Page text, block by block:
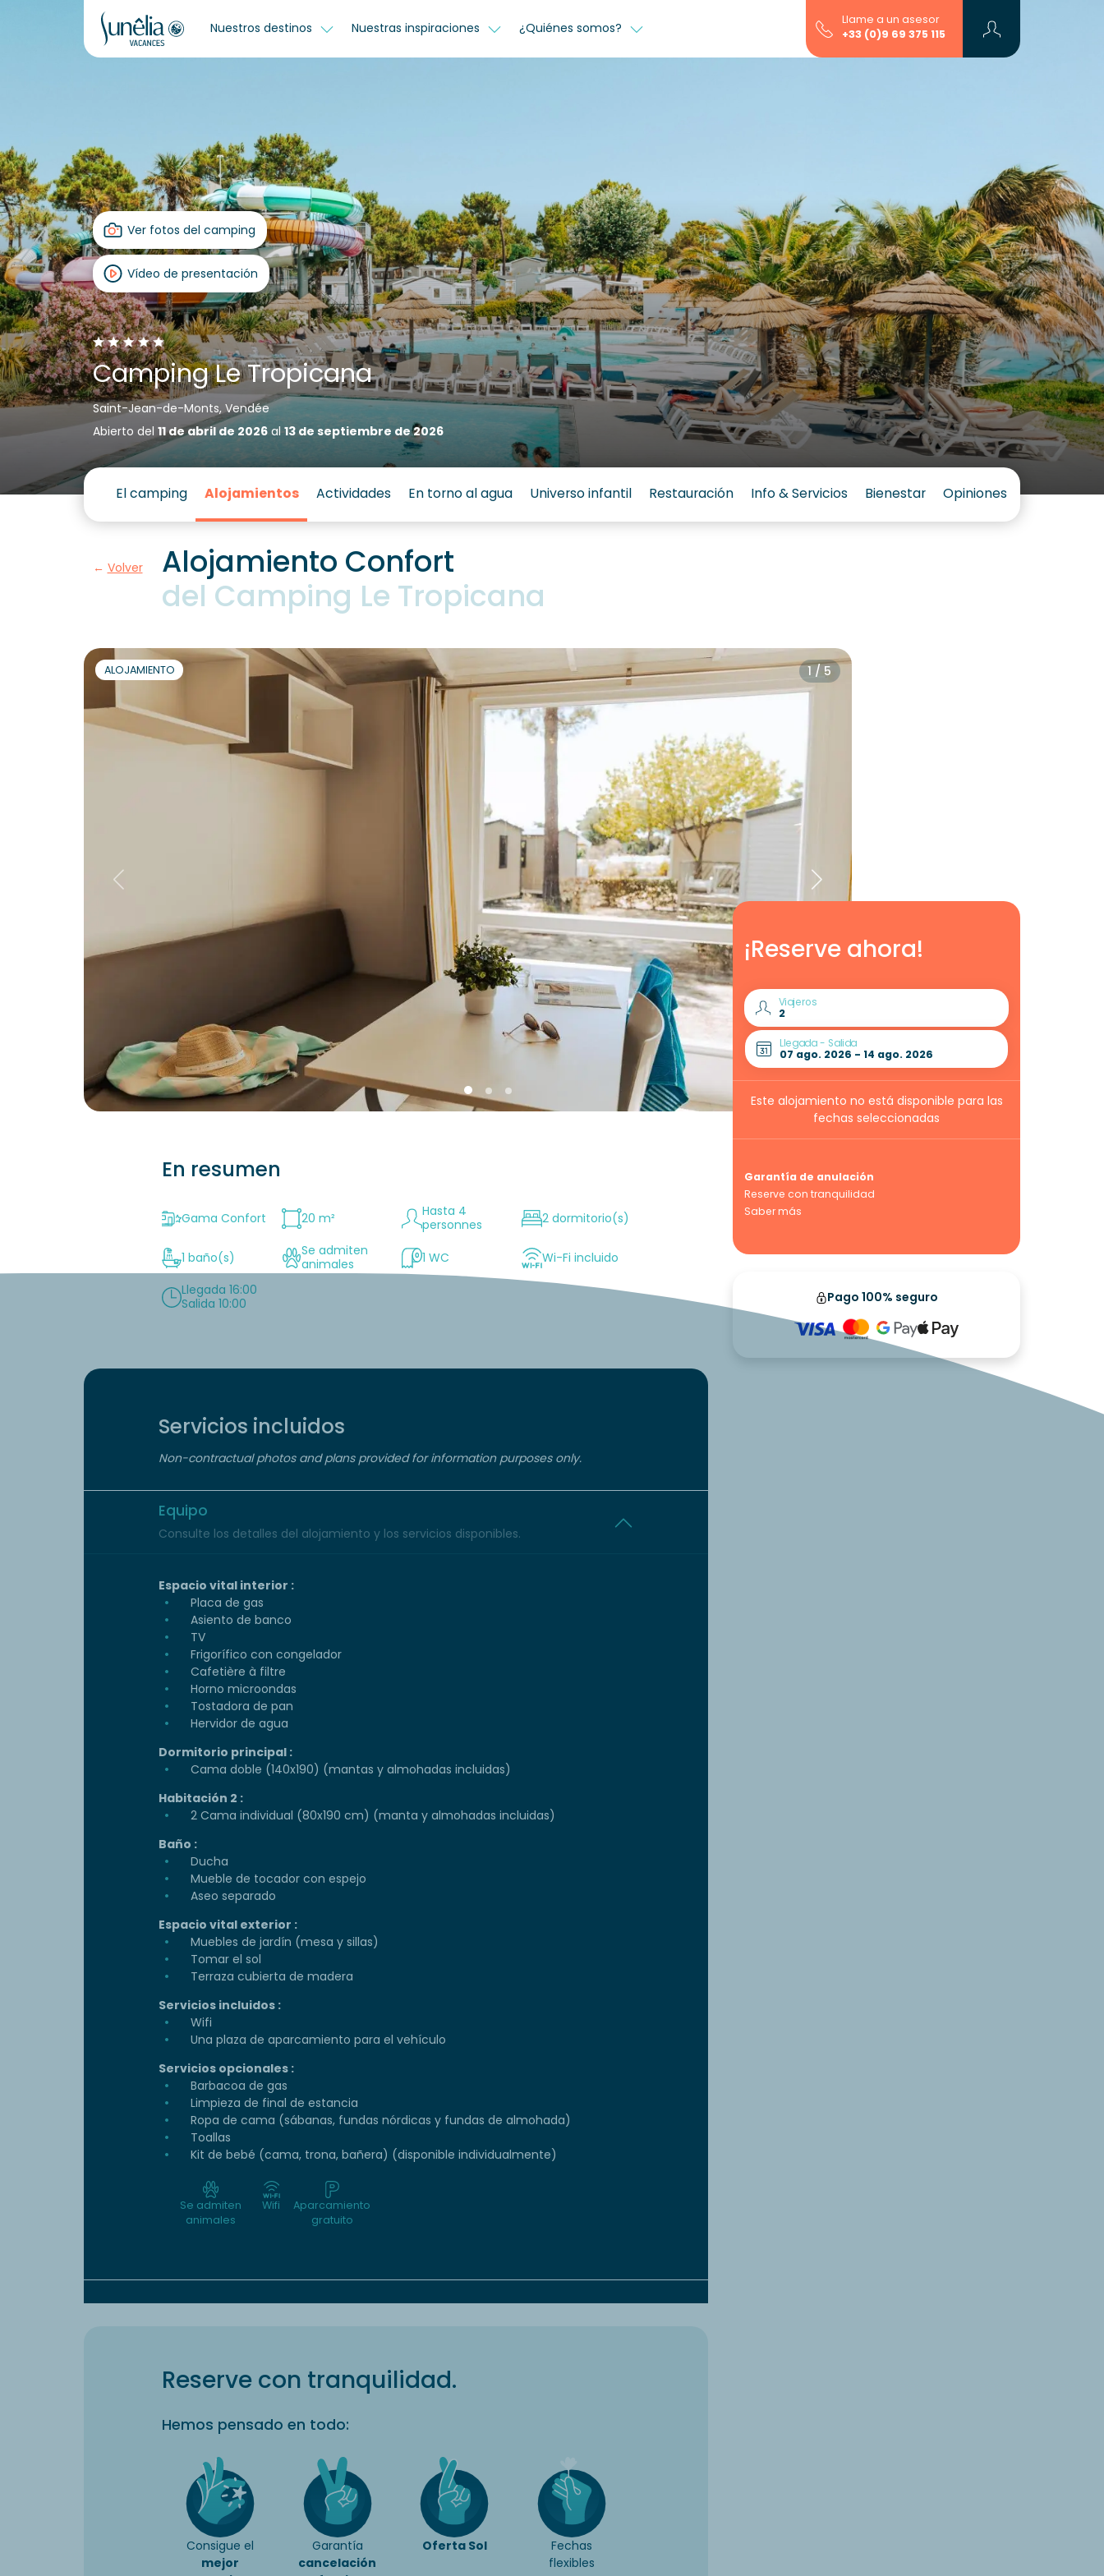
Nuestros destinos Nuestras inspiraciones ¿Quiénes somos?
Llame a un asesor
+33 (0)9 69 375 115
Ver fotos del camping
Vídeo de presentación
Camping Le Tropicana
Saint-Jean-de-Monts, Vendée
Abierto del 11 de abril de 2026al13 de septiembre de 2026
El camping Alojamientos Actividades En torno al agua Universo infantil Restauración Info & Servicios Bienestar Opiniones
Volver
Alojamiento Confort
del Camping Le Tropicana
¡Reserve ahora!
Viajeros
Llegada - Salida
Este alojamiento no está disponible para las
fechas seleccionadas
Garantía de anulación
Reserve con tranquilidad
Saber más
Pago 100% seguro
1 / 5
ALOJAMIENTO
En resumen
Gama Confort 20 m²
Hasta 4
personnes
2 dormitorio(s)
1 baño(s)
Se admiten
animales
1 WC
Wi-Fi incluido
Llegada 16:00
Salida 10:00
Servicios incluidos
Non-contractual photos and plans provided for information purposes only.
Equipo
Consulte los detalles del alojamiento y los servicios disponibles.
Espacio vital interior :
Placa de gas
Asiento de banco
TV
Frigorífico con congelador
Cafetière à filtre
Horno microondas
Tostadora de pan
Hervidor de agua
Dormitorio principal :
Cama doble (140x190) (mantas y almohadas incluidas)
Habitación 2 :
2 Cama individual (80x190 cm) (manta y almohadas incluidas)
Baño :
Ducha
Mueble de tocador con espejo
Aseo separado
Espacio vital exterior :
Muebles de jardín (mesa y sillas)
Tomar el sol
Terraza cubierta de madera
Servicios incluidos :
Wifi
Una plaza de aparcamiento para el vehículo
Servicios opcionales :
Barbacoa de gas
Limpieza de final de estancia
Ropa de cama (sábanas, fundas nórdicas y fundas de almohada)
Toallas
Kit de bebé (cama, trona, bañera) (disponible individualmente)
Se admiten
animales
Wifi
Aparcamiento
gratuito
Reserve con tranquilidad.
Hemos pensado en todo:
Consigue el
mejor
Garantía
cancelación
Oferta Sol
Fechas
flexibles